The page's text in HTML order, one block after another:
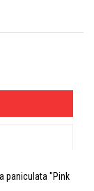
paniculata "Pink